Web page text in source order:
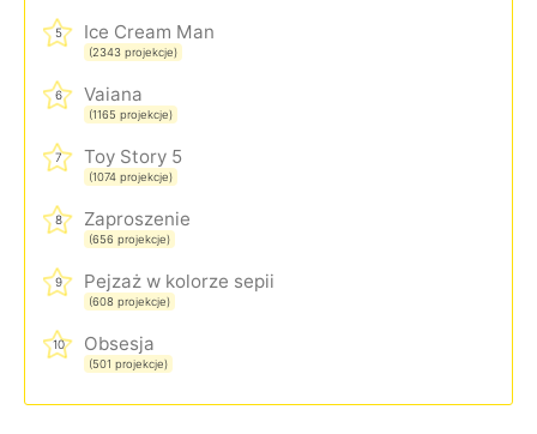
5 Ice Cream Man
(2343 projekcje)
6 Vaiana
(1165 projekcje)
7 Toy Story 5
(1074 projekcje)
8 Zaproszenie
(656 projekcje)
9 Pejzaż w kolorze sepii
(608 projekcje)
10 Obsesja
(501 projekcje)